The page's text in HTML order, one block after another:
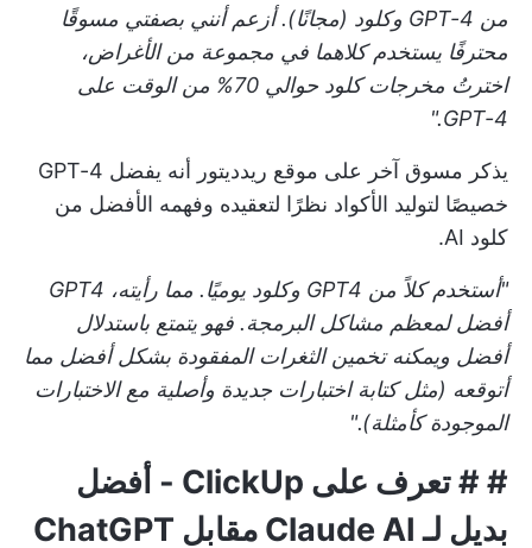
من GPT-4 وكلود (مجانًا). أزعم أنني بصفتي مسوقًا
محترفًا يستخدم كلاهما في مجموعة من الأغراض،
اخترتُ مخرجات كلود حوالي 70% من الوقت على
GPT-4."
يذكر مسوق آخر على موقع ريدديتور أنه يفضل GPT-4
خصيصًا لتوليد الأكواد نظرًا لتعقيده وفهمه الأفضل من
كلود AI.
"أستخدم كلاً من GPT4 وكلود يوميًا. مما رأيته، GPT4
أفضل لمعظم مشاكل البرمجة. فهو يتمتع باستدلال
أفضل ويمكنه تخمين الثغرات المفقودة بشكل أفضل مما
أتوقعه (مثل كتابة اختبارات جديدة وأصلية مع الاختبارات
الموجودة كأمثلة)."
# # تعرف على ClickUp - أفضل
بديل لـ Claude AI مقابل ChatGPT